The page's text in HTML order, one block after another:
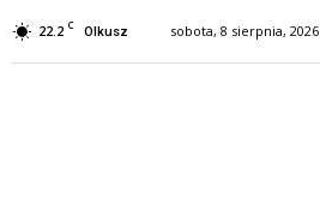
22.2 C Olkusz sobota, 8 sierpnia, 2026